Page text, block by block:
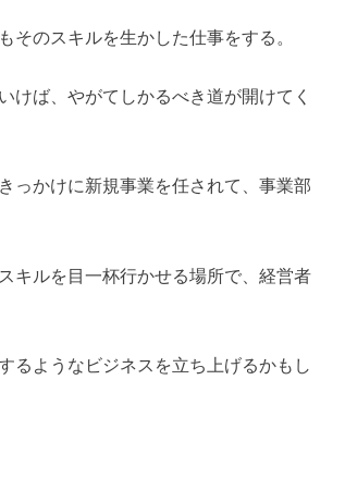
のスキルを生かした仕事をする。
けば、やがてしかるべき道が開けてく
っかけに新規事業を任されて、事業部
キルを目一杯行かせる場所で、経営者
るようなビジネスを立ち上げるかもし